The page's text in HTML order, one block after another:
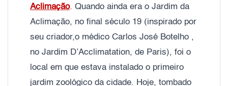
Aclimação. Quando ainda era o Jardim da
Aclimação, no final século 19 (inspirado por
seu criador,o médico Carlos José Botelho ,
no Jardim D’Acclimatation, de Paris), foi o
local em que estava instalado o primeiro
jardim zoológico da cidade. Hoje, tombado